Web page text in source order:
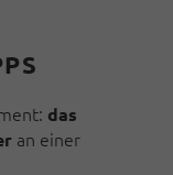
das
an einer